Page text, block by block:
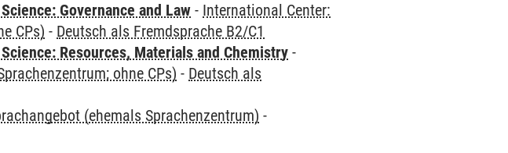
Governance and Law - International Center:
CPs) - Deutsch als Fremdsprache B2/C1
Resources, Materials and Chemistry -
ohne CPs) - Deutsch als
(ehemals Sprachenzentrum) -